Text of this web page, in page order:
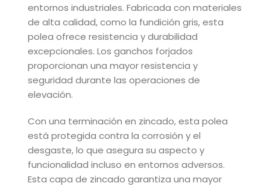
entornos industriales. Fabricada con materiales
de alta calidad, como la fundición gris, esta
polea ofrece resistencia y durabilidad
excepcionales. Los ganchos forjados
proporcionan una mayor resistencia y
seguridad durante las operaciones de
elevación.
Con una terminación en zincado, esta polea
está protegida contra la corrosión y el
desgaste, lo que asegura su aspecto y
funcionalidad incluso en entornos adversos.
Esta capa de zincado garantiza una mayor